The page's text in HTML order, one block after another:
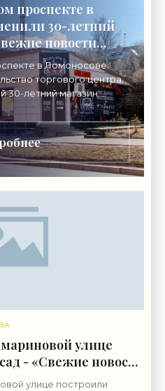
проспекте в
30-летний
новости
в Ломоносове
торгового центра.
30-летний магазин.
здание на Дворцовом
было построено
улице
- «Свежие новости
улице построили